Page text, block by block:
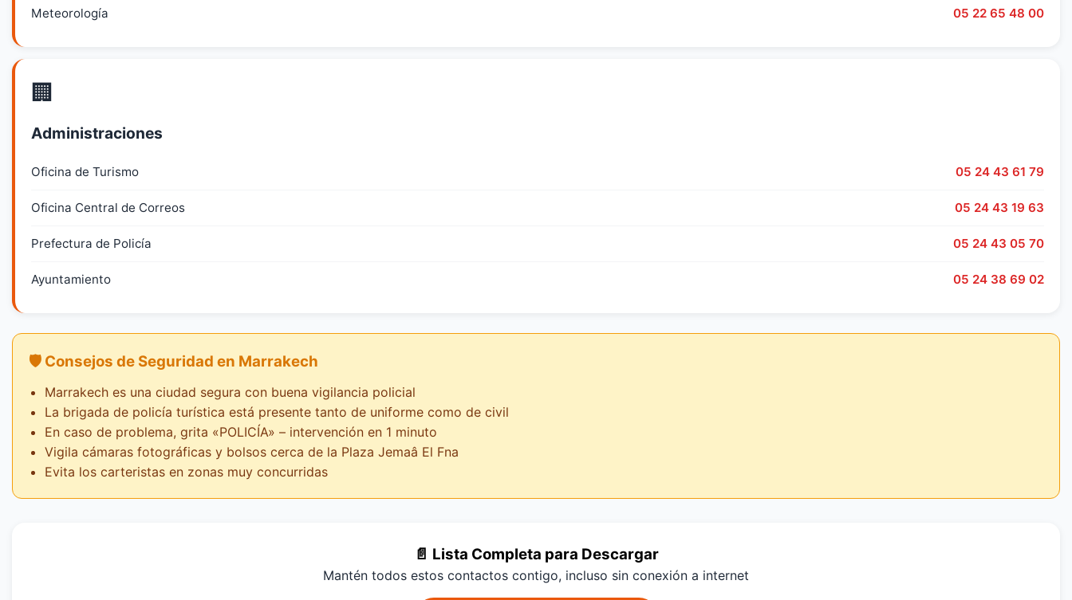
Meteorología 05 22 65 48 00
🏢
Administraciones
Oficina de Turismo 05 24 43 61 79
Oficina Central de Correos 05 24 43 19 63
Prefectura de Policía 05 24 43 05 70
Ayuntamiento 05 24 38 69 02
🛡️ Consejos de Seguridad en Marrakech
Marrakech es una ciudad segura con buena vigilancia policial
La brigada de policía turística está presente tanto de uniforme como de civil
En caso de problema, grita «POLICÍA» – intervención en 1 minuto
Vigila cámaras fotográficas y bolsos cerca de la Plaza Jemaâ El Fna
Evita los carteristas en zonas muy concurridas
📄 Lista Completa para Descargar
Mantén todos estos contactos contigo, incluso sin conexión a internet